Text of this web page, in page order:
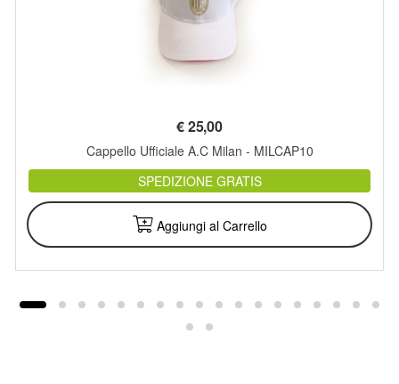
€25,00
Cappello Ufficiale A.C Milan - MILCAP10
SPEDIZIONE GRATIS
Aggiungi al Carrello